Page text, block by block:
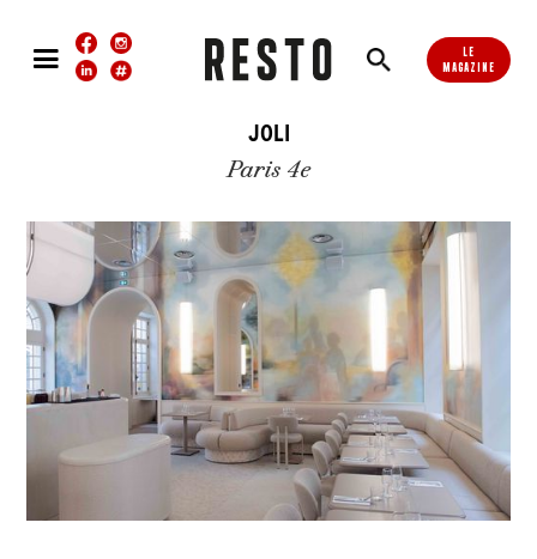
LE
MAGAZINE
JOLI
Paris 4e